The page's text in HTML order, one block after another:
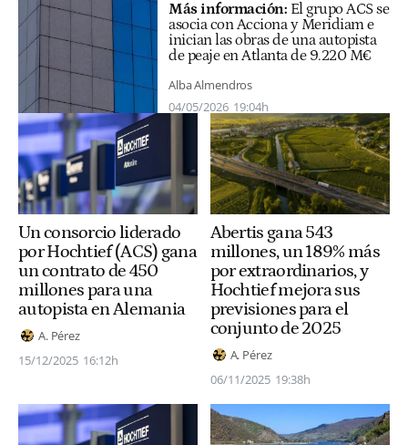
Más información: El grupo ACS se
asocia con Acciona y Meridiam e
inician las obras de una autopista
de peaje en Atlanta de 9.220 M€
Alba Almendros
04/05/2026 19:04h
Un consorcio liderado
por Hochtief (ACS) gana
un contrato de 450
millones para una
autopista en Alemania
A. Pérez
15/12/2025 16:12h
Abertis gana 543
millones, un 189% más
por extraordinarios, y
Hochtief mejora sus
previsiones para el
conjunto de 2025
A. Pérez
06/11/2025 19:38h